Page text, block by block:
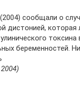
сообщали о
дистонией, которая
токсина
беременностей.